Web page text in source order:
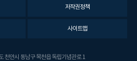
저작권정책
사이트맵
천안시 동남구 목천읍 독립기념관로 1